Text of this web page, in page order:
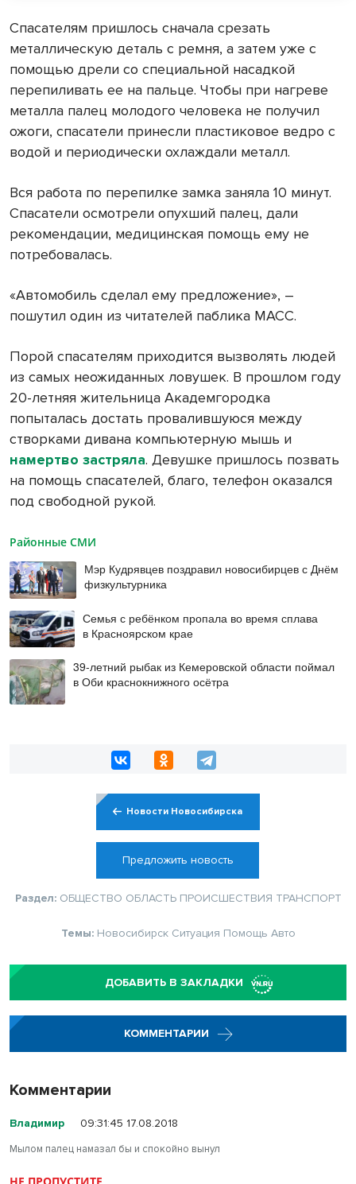
Спасателям пришлось сначала срезать
металлическую деталь с ремня, а затем уже с
помощью дрели со специальной насадкой
перепиливать ее на пальце. Чтобы при нагреве
металла палец молодого человека не получил
ожоги, спасатели принесли пластиковое ведро с
водой и периодически охлаждали металл.
Вся работа по перепилке замка заняла 10 минут.
Спасатели осмотрели опухший палец, дали
рекомендации, медицинская помощь ему не
потребовалась.
«Автомобиль сделал ему предложение», –
пошутил один из читателей паблика МАСС.
Порой спасателям приходится вызволять людей
из самых неожиданных ловушек. В прошлом году
20-летняя жительница Академгородка
попыталась достать провалившуюся между
створками дивана компьютерную мышь и
намертво застряла. Девушке пришлось позвать
на помощь спасателей, благо, телефон оказался
под свободной рукой.
Районные СМИ
Мэр Кудрявцев поздравил новосибирцев с Днём
физкультурника
Семья с ребёнком пропала во время сплава
в Красноярском крае
39-летний рыбак из Кемеровской области поймал
в Оби краснокнижного осётра
Новости Новосибирска
Предложить новость
Раздел: ОБЩЕСТВО ОБЛАСТЬ ПРОИСШЕСТВИЯ ТРАНСПОРТ
Темы: Новосибирск Ситуация Помощь Авто
ДОБАВИТЬ В ЗАКЛАДКИ
КОММЕНТАРИИ
Комментарии
Владимир 09:31:45 17.08.2018
Мылом палец намазал бы и спокойно вынул